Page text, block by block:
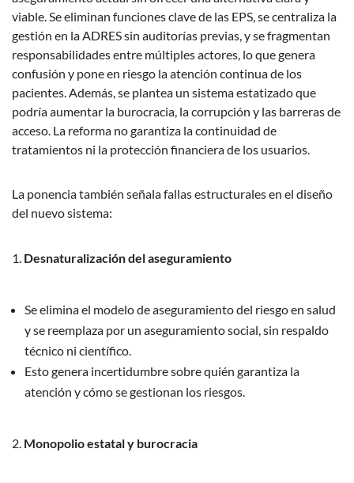
viable. Se eliminan funciones clave de las EPS, se centraliza la
gestión en la ADRES sin auditorías previas, y se fragmentan
responsabilidades entre múltiples actores, lo que genera
confusión y pone en riesgo la atención continua de los
pacientes. Además, se plantea un sistema estatizado que
podría aumentar la burocracia, la corrupción y las barreras de
acceso. La reforma no garantiza la continuidad de
tratamientos ni la protección financiera de los usuarios.
La ponencia también señala fallas estructurales en el diseño
del nuevo sistema:
Desnaturalización del aseguramiento
Se elimina el modelo de aseguramiento del riesgo en salud
y se reemplaza por un aseguramiento social, sin respaldo
técnico ni científico.
Esto genera incertidumbre sobre quién garantiza la
atención y cómo se gestionan los riesgos.
Monopolio estatal y burocracia